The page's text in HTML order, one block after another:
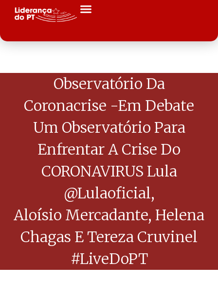
Observatório Da
Coronacrise -Em Debate
Um Observatório Para
Enfrentar A Crise Do
CORONAVIRUS Lula
@lulaoficial,
Aloísio Mercadante, Helena
Chagas E Tereza Cruvinel
#LiveDoPT